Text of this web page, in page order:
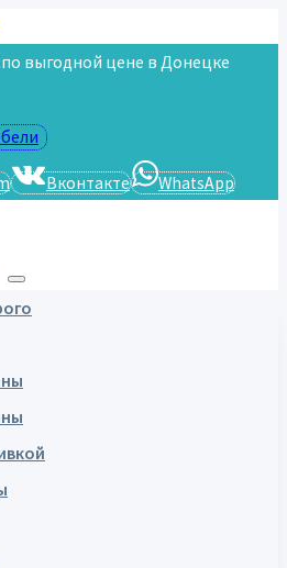
выгодной цене в Донецке
Вконтакте WhatsApp